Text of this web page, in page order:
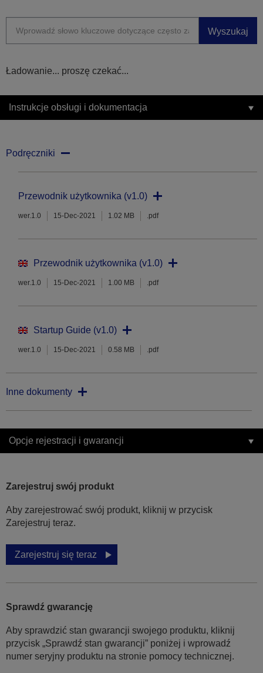
Wyszukaj
Ładowanie... proszę czekać...
Instrukcje obsługi i dokumentacja
Podręczniki
Przewodnik użytkownika (v1.0)
wer.1.0 15-Dec-2021 1.02 MB .pdf
Przewodnik użytkownika (v1.0)
wer.1.0 15-Dec-2021 1.00 MB .pdf
Startup Guide (v1.0)
wer.1.0 15-Dec-2021 0.58 MB .pdf
Inne dokumenty
Opcje rejestracji i gwarancji
Zarejestruj swój produkt
Aby zarejestrować swój produkt, kliknij w przycisk
Zarejestruj teraz.
Zarejestruj się teraz
Sprawdź gwarancję
Aby sprawdzić stan gwarancji swojego produktu, kliknij
przycisk „Sprawdź stan gwarancji” poniżej i wprowadź
numer seryjny produktu na stronie pomocy technicznej.